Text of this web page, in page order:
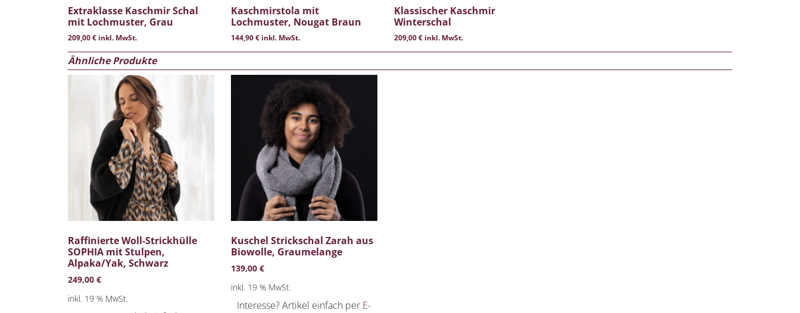
Extraklasse Kaschmir Schal
mit Lochmuster, Grau
209,00€ inkl. MwSt.
Kaschmirstola mit
Lochmuster, Nougat Braun
144,90€inkl. MwSt.
Klassischer Kaschmir
Winterschal
209,00€inkl. MwSt.
Ähnliche Produkte
Raffinierte Woll-Strickhülle
SOPHIA mit Stulpen,
Alpaka/Yak, Schwarz
249,00 €
inkl. 19 % MwSt.
Kuschel Strickschal Zarah aus
Biowolle, Graumelange
139,00 €
inkl. 19 % MwSt.
Interesse? Artikel einfach per E-